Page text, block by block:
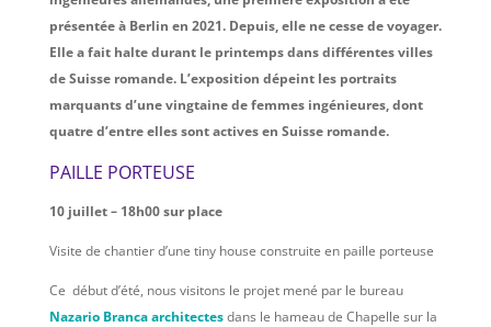
présentée à Berlin en 2021. Depuis, elle ne cesse de voyager.
Elle a fait halte durant le printemps dans différentes villes
de Suisse romande. L’exposition dépeint les portraits
marquants d’une vingtaine de femmes ingénieures, dont
quatre d’entre elles sont actives en Suisse romande.
PAILLE PORTEUSE
10 juillet – 18h00 sur place
Visite de chantier d’une tiny house construite en paille porteuse
Ce début d’été, nous visitons le projet mené par le bureau
Nazario Branca architectesdans le hameau de Chapelle sur la